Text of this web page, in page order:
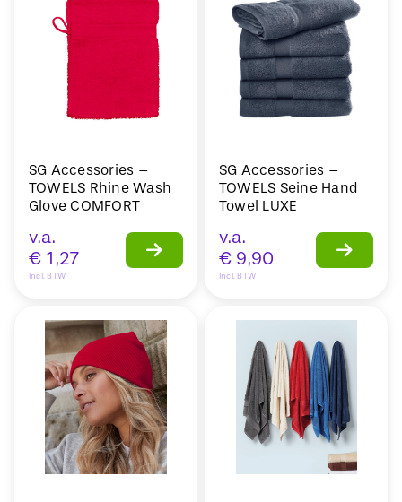
SG Accessories –
TOWELS Rhine Wash
Glove COMFORT
v.a.
€ 1,27
Incl. BTW
SG Accessories –
TOWELS Seine Hand
Towel LUXE
v.a.
€ 9,90
Incl. BTW